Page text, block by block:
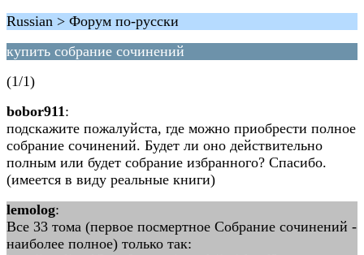
Russian > Форум по-русски
купить собрание сочинений
(1/1)
bobor911:
подскажите пожалуйста, где можно приобрести полное
собрание сочинений. Будет ли оно действительно
полным или будет собрание избранного? Спасибо.
(имеется в виду реальные книги)
lemolog:
Все 33 тома (первое посмертное Собрание сочинений -
наиболее полное) только так: